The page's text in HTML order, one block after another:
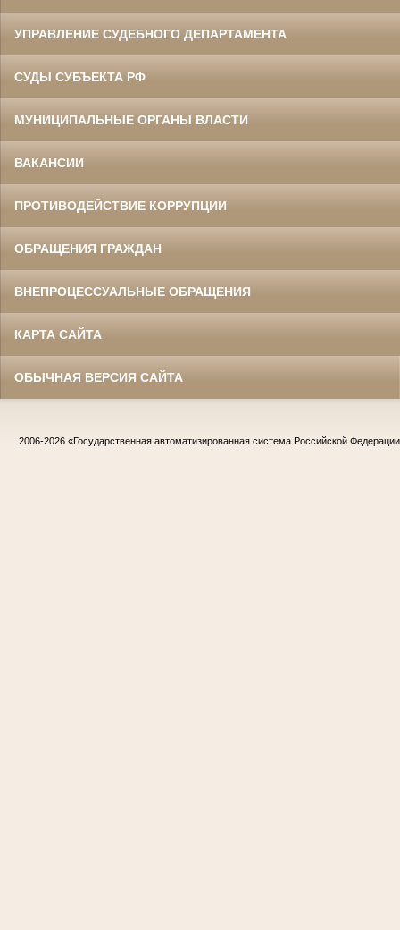
УПРАВЛЕНИЕ СУДЕБНОГО ДЕПАРТАМЕНТА
СУДЫ СУБЪЕКТА РФ
МУНИЦИПАЛЬНЫЕ ОРГАНЫ ВЛАСТИ
ВАКАНСИИ
ПРОТИВОДЕЙСТВИЕ КОРРУПЦИИ
ОБРАЩЕНИЯ ГРАЖДАН
ВНЕПРОЦЕССУАЛЬНЫЕ ОБРАЩЕНИЯ
КАРТА САЙТА
ОБЫЧНАЯ ВЕРСИЯ САЙТА
2006-2026 «Государственная автоматизированная система Российской